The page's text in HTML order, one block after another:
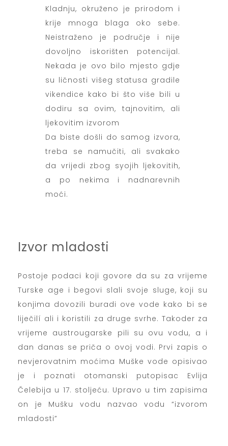
Kladnju, okruženo je prirodom i
krije mnoga blaga oko sebe.
Neistraženo je područje i nije
dovoljno iskorišten potencijal.
Nekada je ovo bilo mjesto gdje
su ličnosti višeg statusa gradile
vikendice kako bi što više bili u
dodiru sa ovim, tajnovitim, ali
ljekovitim izvorom
Da biste došli do samog izvora,
treba se namučiti, ali svakako
da vrijedi zbog syojih ljekovitih,
a po nekima i nadnarevnih
moći.
Izvor mladosti
Postoje podaci koji govore da su za vrijeme
Turske age i begovi slali svoje sluge, koji su
konjima dovozili buradi ove vode kako bi se
liječilí ali i koristili za druge svrhe. Takoder za
vrijeme austrougarske pili su ovu vodu, a i
dan danas se priča o ovoj vodi. Prvi zapis o
nevjerovatnim moćima Muške vode opisivao
je i poznati otomanski putopisac Evlija
Čelebija u 17. stoljeću. Upravo u tim zapisima
on je Mušku vodu nazvao vodu “izvorom
mladosti”